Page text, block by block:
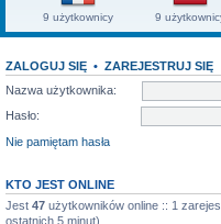
9 użytkownicy 9
ZALOGUJ SIĘ • ZAREJESTRUJ SIĘ
Nazwa użytkownika:
Hasło:
Nie pamiętam hasła
KTO JEST ONLINE
Jest 47 użytkowników online :: 1
ostatnich 5 minut)